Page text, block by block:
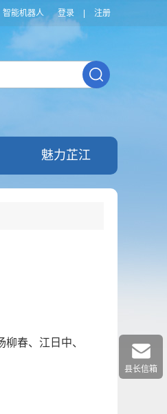
智能机器人 登录 注册
魅力芷江
春、江日中、
县长信箱